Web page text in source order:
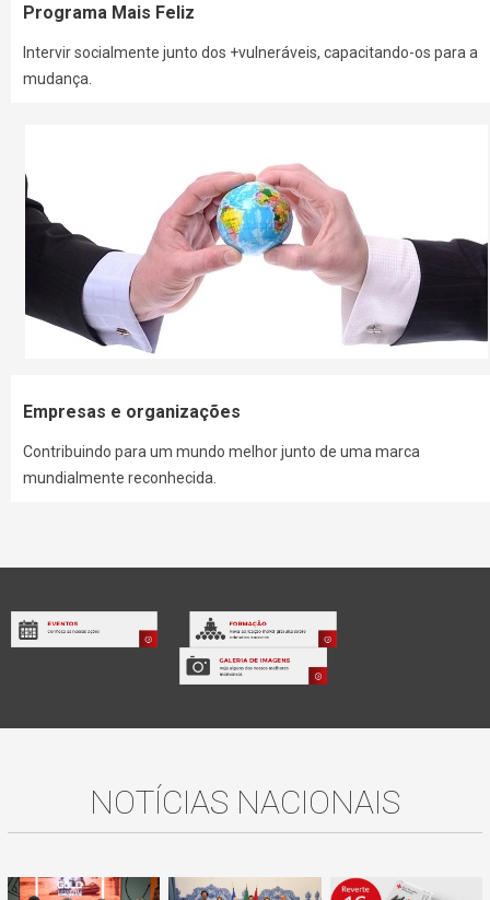
Programa Mais Feliz
Intervir socialmente junto dos +vulneráveis, capacitando-os para a
mudança.
Empresas e organizações
Contribuindo para um mundo melhor junto de uma marca
mundialmente reconhecida.
NOTÍCIAS NACIONAIS